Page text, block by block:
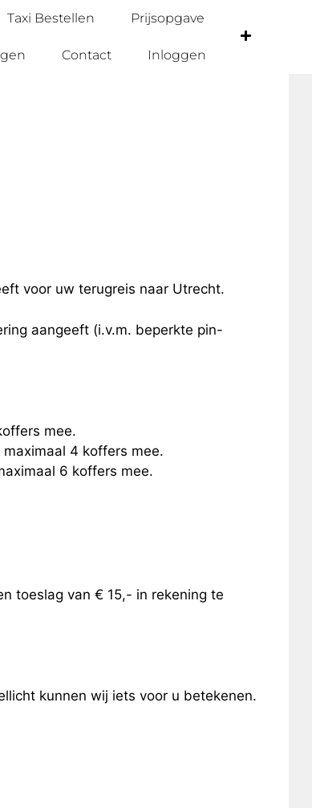
Taxi Bestellen Prijsopgave
Contact Inloggen
voor uw terugreis naar Utrecht.
aangeeft (i.v.m. beperkte pin-
mee.
4 koffers mee.
6 koffers mee.
toeslag van € 15,- in rekening te
kunnen wij iets voor u betekenen.